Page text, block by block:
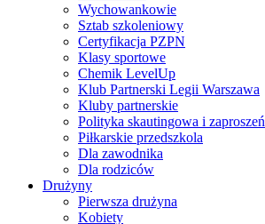
Wychowankowie
Sztab szkoleniowy
Certyfikacja PZPN
Klasy sportowe
Chemik LevelUp
Klub Partnerski Legii Warszawa
Kluby partnerskie
Polityka skautingowa i zaproszeń
Piłkarskie przedszkola
Dla zawodnika
Dla rodziców
Drużyny
Pierwsza drużyna
Kobiety